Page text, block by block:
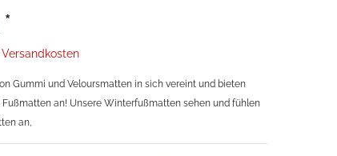
*
Versandkosten
Gummi und Veloursmatten in sich vereint und bieten
Fußmatten an! Unsere Winterfußmatten sehen und fühlen
an,